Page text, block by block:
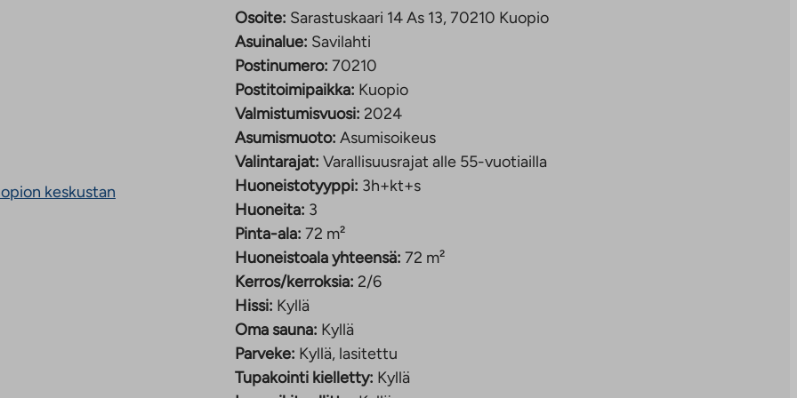
oleskelu-/
on varattu
on oma
ulkopuoliseen
keskustan
Osoite: Sarastuskaari 14 As 13, 70210 Kuopio
Asuinalue: Savilahti
Postinumero: 70210
Postitoimipaikka: Kuopio
Valmistumisvuosi: 2024
Asumismuoto: Asumisoikeus
Valintarajat: Varallisuusrajat alle 55-vuotiailla
Huoneistotyyppi: 3h+kt+s
Huoneita: 3
Pinta-ala: 72 m²
Huoneistoala yhteensä: 72 m²
Kerros/kerroksia: 2/6
Hissi: Kyllä
Oma sauna: Kyllä
Parveke: Kyllä, lasitettu
Tupakointi kielletty: Kyllä